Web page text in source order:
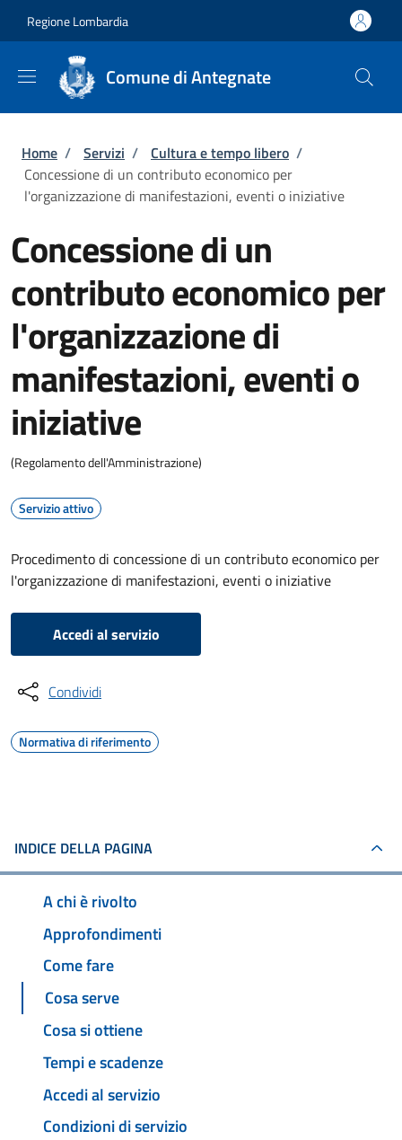
Regione Lombardia
Comune di Antegnate
Briciole di pane
Home / Servizi / Cultura e tempo libero /
Concessione di un contributo economico per
l'organizzazione di manifestazioni, eventi o iniziative
Concessione di un
contributo economico per
l'organizzazione di
manifestazioni, eventi o
iniziative
(Regolamento dell'Amministrazione)
Servizio attivo
Procedimento di concessione di un contributo economico per
l'organizzazione di manifestazioni, eventi o iniziative
Accedi al servizio
Condividi
Normativa di riferimento
INDICE DELLA PAGINA
A chi è rivolto
Approfondimenti
Come fare
Cosa serve
Cosa si ottiene
Tempi e scadenze
Accedi al servizio
Condizioni di servizio